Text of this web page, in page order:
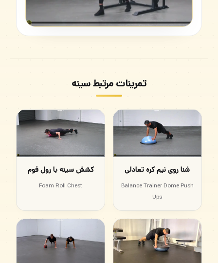
تمرینات مرتبط سینه
شنا روی نیم کره تعادلی
Balance Trainer Dome Push
Ups
کشش سینه با رول فوم
Foam Roll Chest